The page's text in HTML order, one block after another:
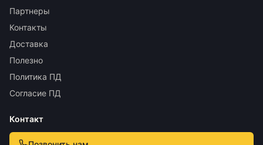
Партнеры
Контакты
Доставка
Полезно
Политика ПД
Согласие ПД
Контакт